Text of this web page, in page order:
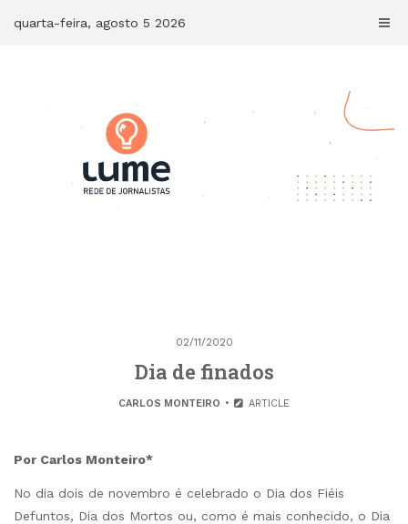
quarta-feira, agosto 5 2026
02/11/2020
Dia de finados
CARLOS MONTEIRO ARTICLE
Por Carlos Monteiro*
No dia dois de novembro é celebrado o Dia dos Fiéis
Defuntos, Dia dos Mortos ou, como é mais conhecido, o Dia